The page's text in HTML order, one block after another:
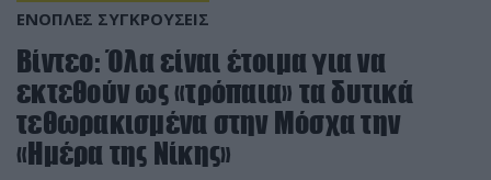
ΕΝΟΠΛΕΣ ΣΥΓΚΡΟΥΣΕΙΣ
Βίντεο: Όλα είναι έτοιμα για να
εκτεθούν ως «τρόπαια» τα δυτικά
τεθωρακισμένα στην Μόσχα την
«Ημέρα της Νίκης»